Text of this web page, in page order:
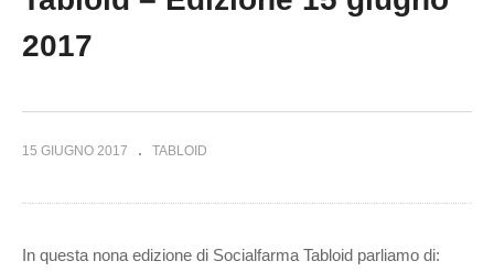
2017
15 GIUGNO 2017 TABLOID
In questa nona edizione di Socialfarma Tabloid parliamo di: